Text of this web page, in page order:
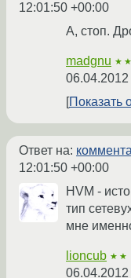
12:01:50 +00:00
А, стоп.
madgnu
Показать
Ответ на:
12:01:50 +00:00
HVM -
тип
мне
lioncub ★★